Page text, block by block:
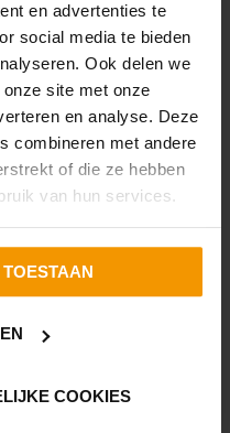
en advertenties te
social media te bieden
Ook delen we
site met onze
en analyse. Deze
combineren met andere
of die ze hebben
van hun services.
COOKIES